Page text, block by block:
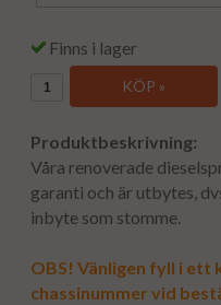
Finns i lager
KÖP »
Produktbeskrivning:
Våra renoverade
garanti och är utbytes,
inbyte som stomme.
OBS! Vänligen fyll i
chassinummer vid